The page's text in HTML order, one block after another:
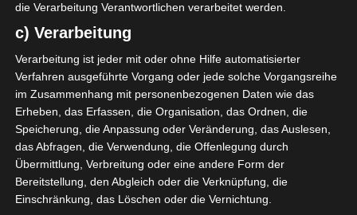
Union Sportive Monastirienne (USMO) – Espéranc
e Sportive de Tunis (EST)
Club Sportif Sfaxien (CSS) – Étoile Sportive du Sahe
l Sousse (ESS)
Die nächsten Begegnungen
die Verarbeitung Verantwortlichen verarbeitet werden.
c) Verarbeitung
Verarbeitung ist jeder mit oder ohne Hilfe automatisierter
Verfahren ausgeführte Vorgang oder jede solche Vorgangsreihe
im Zusammenhang mit personenbezogenen Daten wie das
Erheben, das Erfassen, die Organisation, das Ordnen, die
Speicherung, die Anpassung oder Veränderung, das Auslesen,
das Abfragen, die Verwendung, die Offenlegung durch
Übermittlung, Verbreitung oder eine andere Form der
Bereitstellung, den Abgleich oder die Verknüpfung, die
Einschränkung, das Löschen oder die Vernichtung.